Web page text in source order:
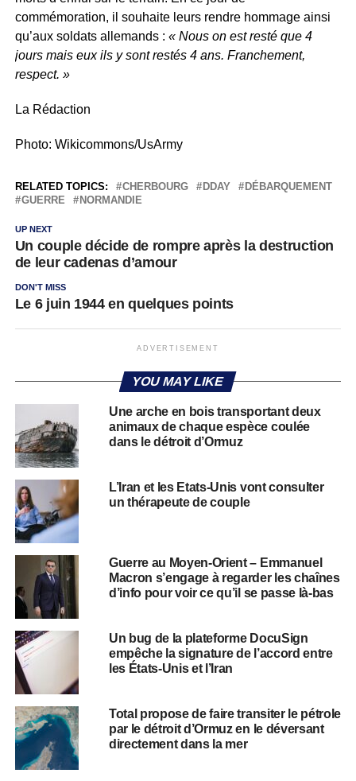
commémoration, il souhaite leurs rendre hommage ainsi
qu’aux soldats allemands : « Nous on est resté que 4
jours mais eux ils y sont restés 4 ans. Franchement,
respect. »
La Rédaction
Photo: Wikicommons/UsArmy
RELATED TOPICS: CHERBOURG DDAY
DÉBARQUEMENT
GUERRE
NORMANDIE
UP NEXT
Un couple décide de rompre après la destruction
de leur cadenas d’amour
DON'T MISS
Le 6 juin 1944 en quelques points
ADVERTISEMENT
YOU MAY LIKE
Une arche en bois transportant deux
animaux de chaque espèce coulée
dans le détroit d’Ormuz
L’Iran et les Etats-Unis vont consulter
un thérapeute de couple
Guerre au Moyen-Orient – Emmanuel
Macron s’engage à regarder les chaînes
d’info pour voir ce qu’il se passe là-bas
Un bug de la plateforme DocuSign
empêche la signature de l’accord entre
les États-Unis et l’Iran
Total propose de faire transiter le pétrole
par le détroit d’Ormuz en le déversant
directement dans la mer